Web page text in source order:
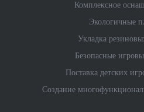
Комплексное
Экологичные
Укладка
Безопасные
Поставка детских
Создание